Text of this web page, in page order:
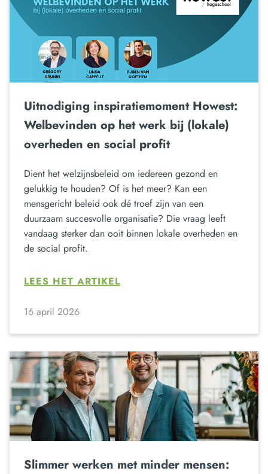
Uitnodiging inspiratiemoment Howest:
Welbevinden op het werk bij (lokale)
overheden en social profit
Dient het welzijnsbeleid om iedereen gezond en
gelukkig te houden? Of is het meer? Kan een
mensgericht beleid ook dé troef zijn van een
duurzaam succesvolle organisatie? Die vraag leeft
vandaag sterker dan ooit binnen lokale overheden en
de social profit.
LEES HET ARTIKEL
16 april 2026
Slimmer werken met minder mensen: